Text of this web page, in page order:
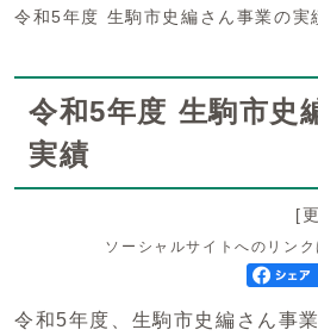
令和5年度 生駒市史編さん事業の実
令和5年度 生駒市史
実績
[
ソーシャルサイトへのリン
令和5年度、生駒市史編さん事